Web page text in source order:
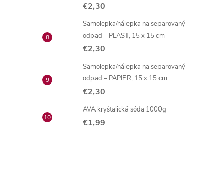
€2,30
Samolepka/nálepka na separovaný
odpad – PLAST, 15 x 15 cm
€2,30
Samolepka/nálepka na separovaný
odpad – PAPIER, 15 x 15 cm
€2,30
AVA kryštalická sóda 1000g
€1,99